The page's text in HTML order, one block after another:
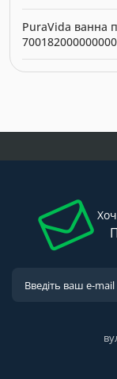
700182000000000
PuraVida ванна